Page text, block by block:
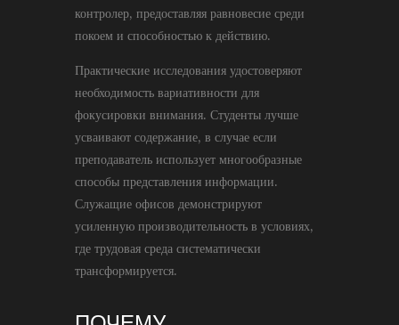
контролер, предоставляя равновесие среди
покоем и способностью к действию.
Практические исследования удостоверяют
необходимость вариативности для
фокусировки внимания. Студенты лучше
усваивают содержание, в случае если
преподаватель использует многообразные
способы представления информации.
Служащие офисов демонстрируют
усиленную производительность в условиях,
где трудовая среда систематически
трансформируется.